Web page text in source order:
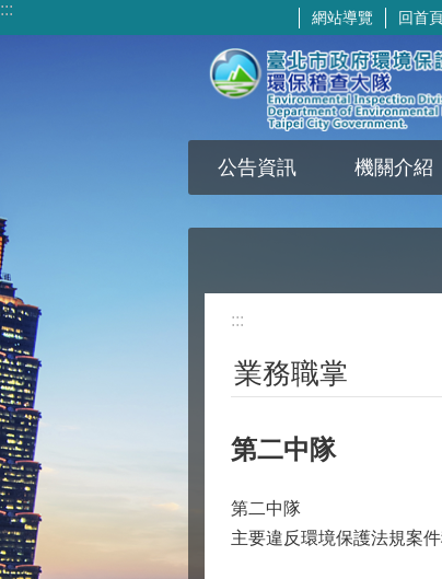
跳到主要內容區塊
::: 網站導覽 回首
公告資訊 機關介紹
:::
業務職掌
第二中隊
第二中隊
主要違反環境保護法規案